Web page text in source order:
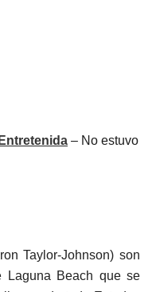
Entretenida – No estuvo
Taylor-Johnson) son
Laguna Beach que se